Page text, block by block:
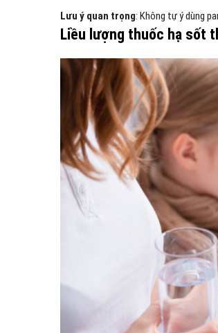
Lưu ý quan trọng: Không tự ý dùng
Liều lượng thuốc hạ sốt